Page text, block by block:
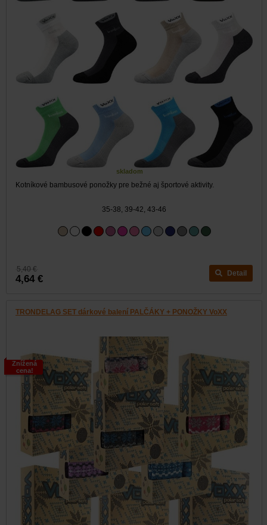
skladom
Kotníkové bambusové ponožky pre bežné aj športové aktivity.
35-38, 39-42, 43-46
5,40 €
4,64 € Detail
TRONDELAG SET dárkové balení PALČÁKY + PONOŽKY VoXX
Znížená
cena!